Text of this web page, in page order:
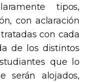
tipos,
con aclaración
con cada
de los distintos
que lo
serán alojados,